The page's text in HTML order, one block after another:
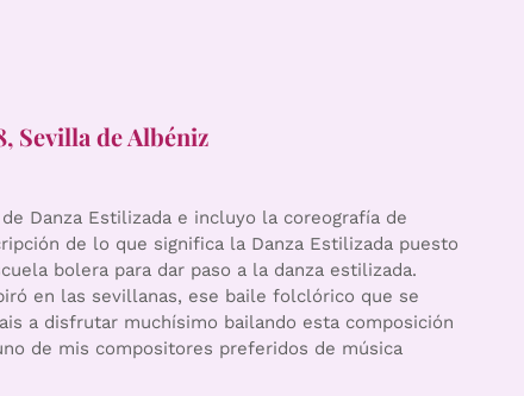
Sevilla de Albéniz
Danza Estilizada e incluyo la coreografía de
de lo que significa la Danza Estilizada puesto
bolera para dar paso a la danza estilizada.
en las sevillanas, ese baile folclórico que se
a disfrutar muchísimo bailando esta composición
de mis compositores preferidos de música